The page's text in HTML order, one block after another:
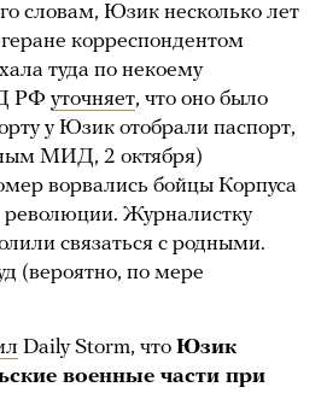
словам, Юзик несколько лет
корреспондентом
туда по некоему
РФ уточняет, что оно было
у Юзик отобрали паспорт,
МИД, 2 октября)
ворвались бойцы Корпуса
Журналистку
связаться с родными.
(вероятно, по мере
Daily Storm, что Юзик
военные части при